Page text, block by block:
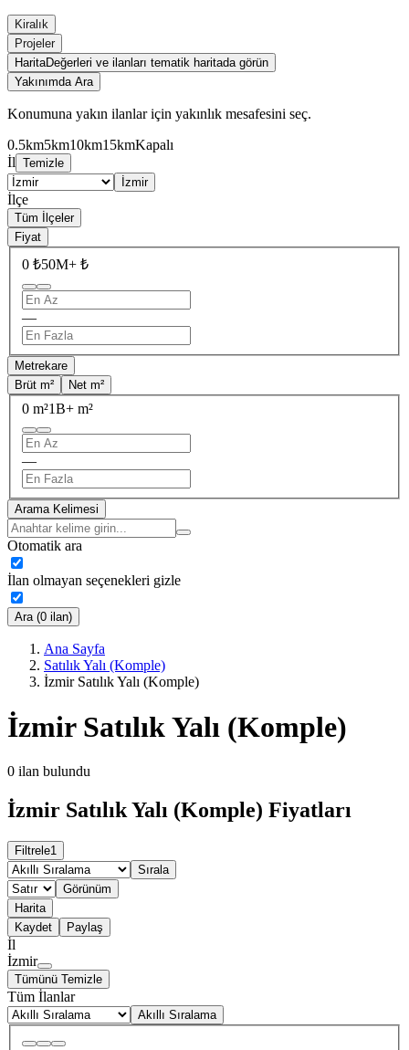
Kiralık
Projeler
HaritaDeğerleri ve ilanları tematik haritada görün
Yakınımda Ara
Konumuna yakın ilanlar için yakınlık mesafesini seç.
0.5km5km10km15kmKapalı
İl Temizle
İzmir
İlçe
Tüm İlçeler
Fiyat
0 ₺50M+ ₺
—
Metrekare
Brüt m²
Net m²
0 m²1B+ m²
—
Arama Kelimesi
Otomatik ara
İlan olmayan seçenekleri gizle
Ara (0 ilan)
Ana Sayfa
Satılık Yalı (Komple)
İzmir Satılık Yalı (Komple)
İzmir Satılık Yalı (Komple)
0 ilan bulundu
İzmir Satılık Yalı (Komple) Fiyatları
Filtrele1
Sırala
Görünüm
Harita
Kaydet
Paylaş
İl
İzmir
Tümünü Temizle
Tüm İlanlar
Akıllı Sıralama